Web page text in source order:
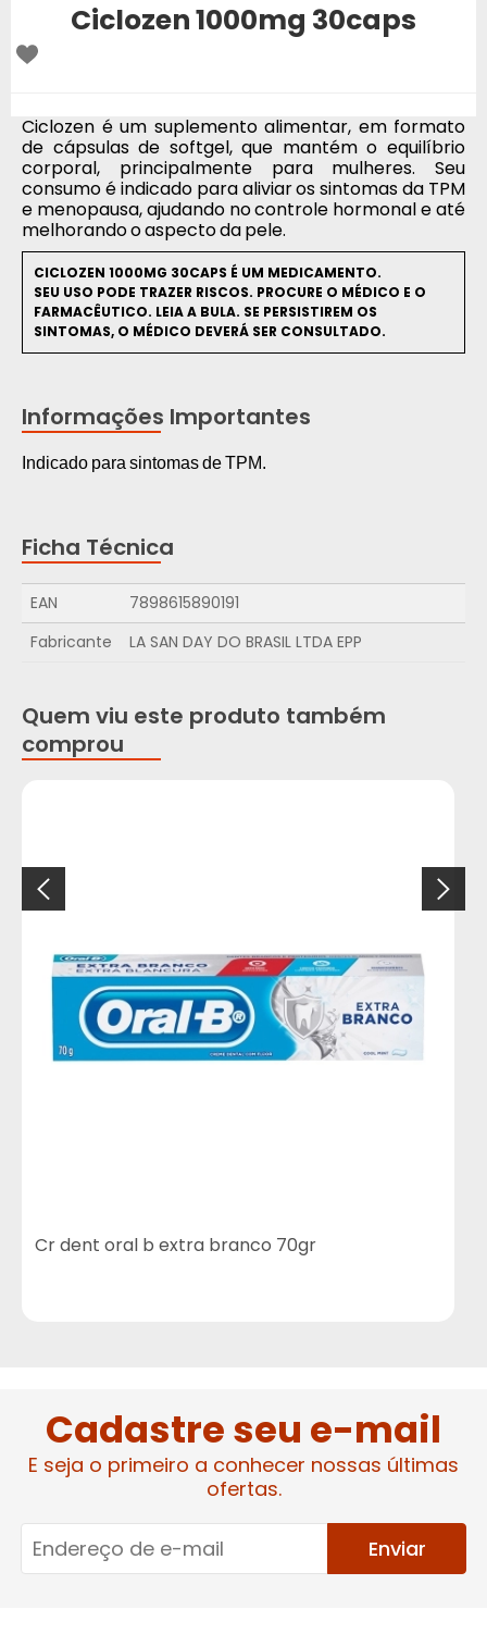
Ciclozen 1000mg 30caps
Ciclozen é um suplemento alimentar, em formato
de cápsulas de softgel, que mantém o equilíbrio
corporal, principalmente para mulheres. Seu
consumo é indicado para aliviar os sintomas da TPM
e menopausa, ajudando no controle hormonal e até
melhorando o aspecto da pele.
CICLOZEN 1000MG 30CAPS É UM MEDICAMENTO.
SEU USO PODE TRAZER RISCOS. PROCURE O MÉDICO E O
FARMACÊUTICO. LEIA A BULA. SE PERSISTIREM OS
SINTOMAS, O MÉDICO DEVERÁ SER CONSULTADO.
Informações Importantes
Indicado para sintomas de TPM.
Ficha Técnica
EAN
7898615890191
Fabricante
LA SAN DAY DO BRASIL LTDA EPP
Quem viu este produto também
comprou
Cr dent oral b extra branco 70gr
Cadastre seu e-mail
E seja o primeiro a conhecer nossas últimas
ofertas.
Enviar